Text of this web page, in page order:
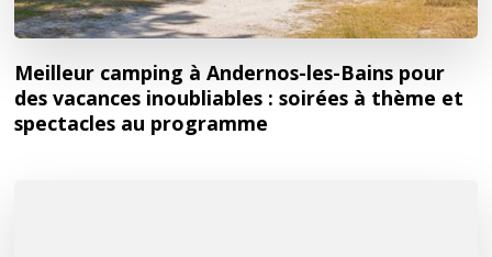
Meilleur camping à Andernos-les-Bains pour
des vacances inoubliables : soirées à thème et
spectacles au programme